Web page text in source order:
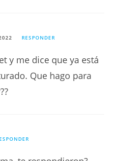
RESPONDER
y me dice que ya está
Que hago para